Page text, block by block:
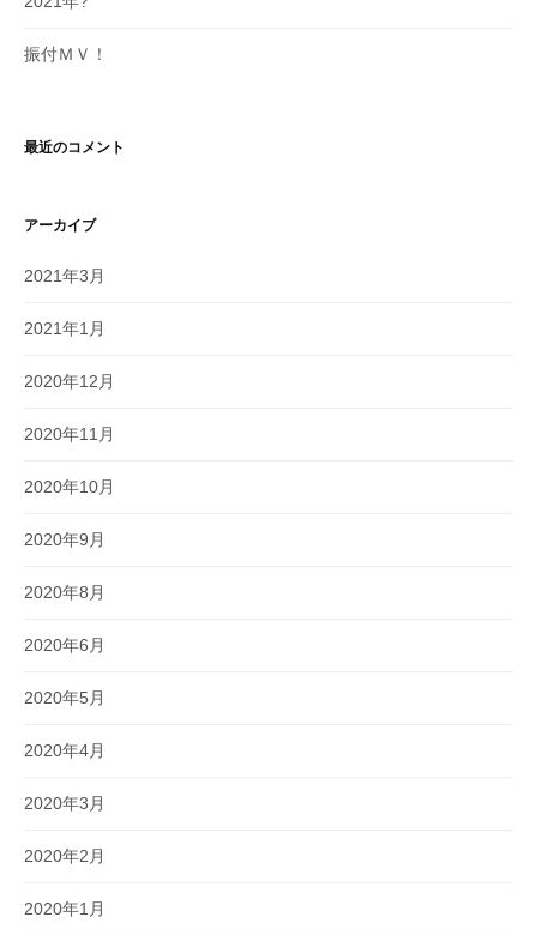
振付ＭＶ！
最近のコメント
アーカイブ
2021年3月
2021年1月
2020年12月
2020年11月
2020年10月
2020年9月
2020年8月
2020年6月
2020年5月
2020年4月
2020年3月
2020年2月
2020年1月